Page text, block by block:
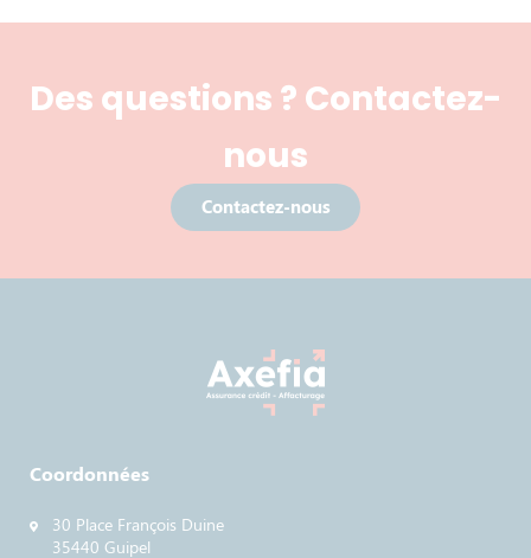
Des questions ? Contactez-
nous
Contactez-nous
Coordonnées
30 Place François Duine
35440 Guipel